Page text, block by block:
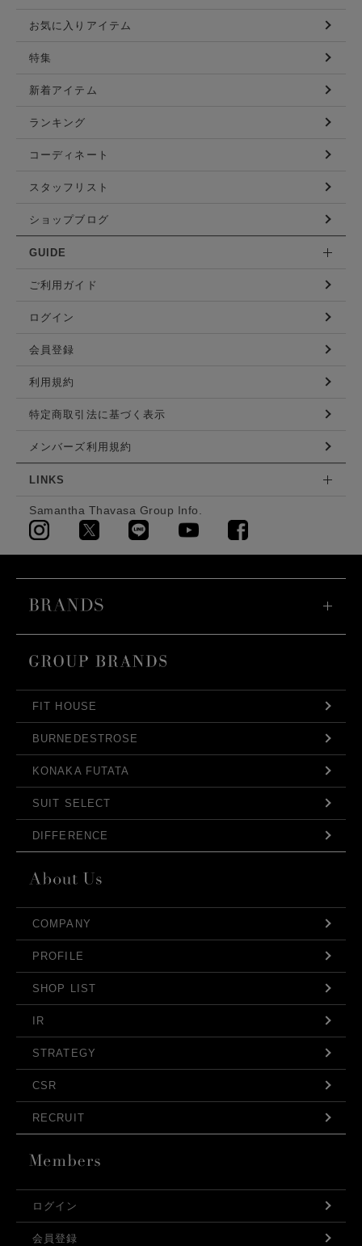
お気に入りアイテム
特集
新着アイテム
ランキング
コーディネート
スタッフリスト
ショップブログ
GUIDE
ご利用ガイド
ログイン
会員登録
利用規約
特定商取引法に基づく表示
メンバーズ利用規約
LINKS
Samantha Thavasa Group Info.
FIT HOUSE
BURNEDESTROSE
KONAKA FUTATA
SUIT SELECT
DIFFERENCE
COMPANY
PROFILE
SHOP LIST
IR
STRATEGY
CSR
RECRUIT
ログイン
会員登録